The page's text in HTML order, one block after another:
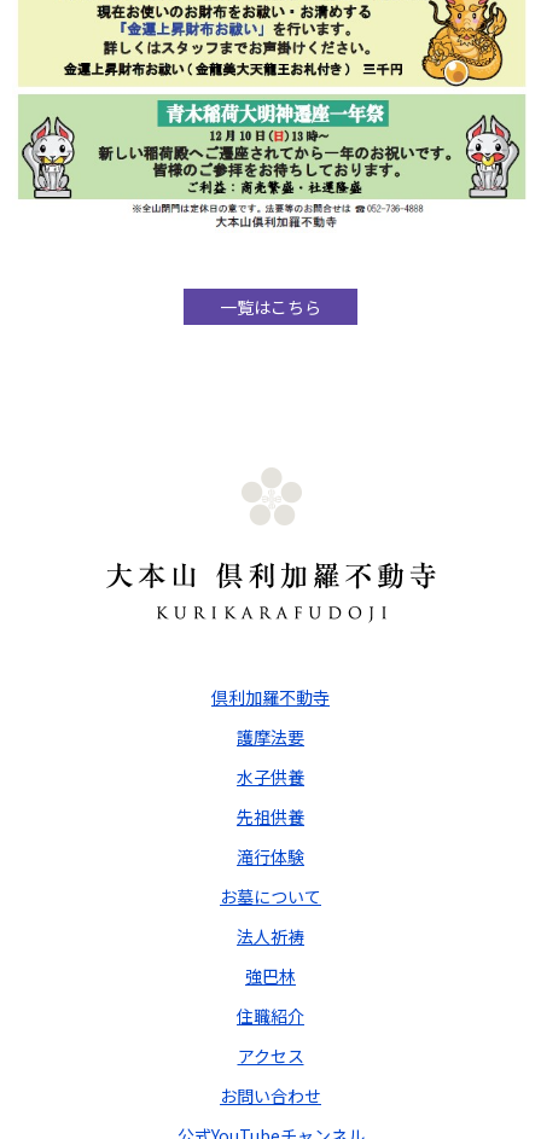
一覧はこちら
倶利加羅不動寺
護摩法要
水子供養
先祖供養
滝行体験
お墓について
法人祈祷
強巴林
住職紹介
アクセス
お問い合わせ